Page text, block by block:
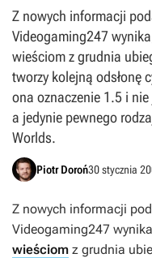
Z nowych informacji
Videogaming247
wieściom z grudnia
tworzy kolejną odsłonę
ona oznaczenie 1.5 i
a jedynie pewnego
Worlds.
Piotr Doroń30 stycznia
Z nowych informacji
Videogaming247
wieściom z grudnia